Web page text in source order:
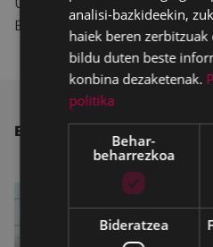
Urkizu pasealekua,
Urkizu
Barakaldo kalea 1.
BESTE ALBISTE BATZUK
analisi-bazkideekin,
haiek beren
bildu duten beste
konbina dezaketenak.
politika
Behar-
beharrezkoa
Bideratzea